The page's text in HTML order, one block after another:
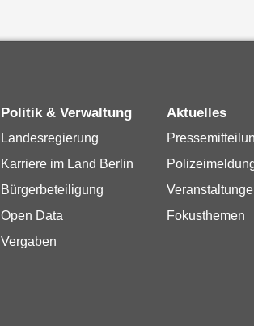
Politik & Verwaltung
Landesregierung
Karriere im Land Berlin
Bürgerbeteiligung
Open Data
Vergaben
Aktuelles
Fokusthemen